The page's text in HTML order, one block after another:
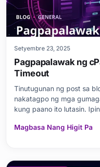
Setyembre 23, 2025
Pagpapalawak ng
Timeout
Tinutugunan ng post sa
nakatagpo ng mga
kung paano ito lutasin.
epekto nito sa karanasan
Magbasa Nang Higit Pa